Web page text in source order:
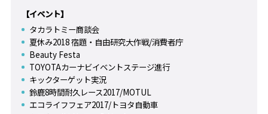
【イベント】
タカラトミー商談会
夏休み2018 宿題・自由研究大作戦/消費者庁
Beauty Festa
TOYOTAカーナビイベントステージ進行
キックターゲット実況
鈴鹿8時間耐久レース2017/MOTUL
エコライフフェア2017/トヨタ自動車